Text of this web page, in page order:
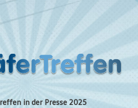
Hannover
in der Presse 2025